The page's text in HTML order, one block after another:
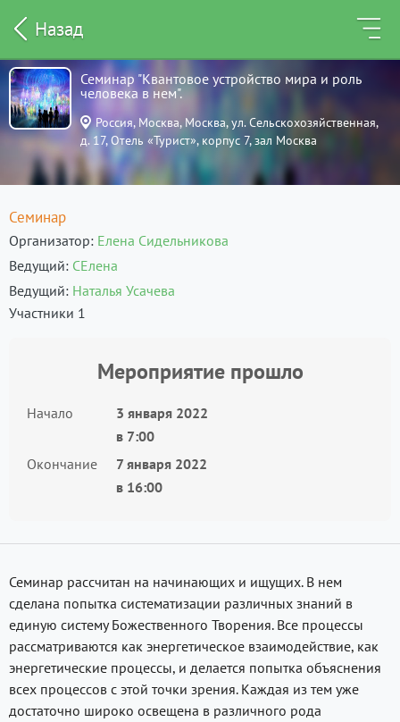
Назад
Семинар "Квантовое устройство мира и роль
человека в нем".
Россия, Москва, Москва, ул. Сельскохозяйственная,
д. 17, Отель «Турист», корпус 7, зал Москва
Семинар
Организатор Елена Сидельникова
Ведущий СЕлена
Ведущий Наталья Усачева
Участники 1
Мероприятие прошло
Начало
3 января 2022
в 7:00
Окончание
7 января 2022
в 16:00
Семинар рассчитан на начинающих и ищущих. В нем
сделана попытка систематизации различных знаний в
единую систему Божественного Творения. Все процессы
рассматриваются как энергетическое взаимодействие, как
энергетические процессы, и делается попытка объяснения
всех процессов с этой точки зрения. Каждая из тем уже
достаточно широко освещена в различного рода